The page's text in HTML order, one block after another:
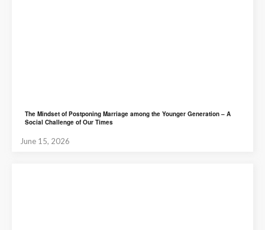
The Mindset of Postponing Marriage among the Younger Generation – A
Social Challenge of Our Times
June 15, 2026